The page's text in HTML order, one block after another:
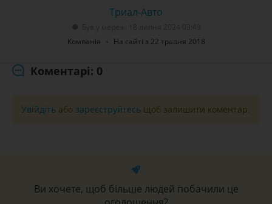
Триал-Авто
Компанія
На сайті з 22 травня 2018
Коментарі: 0
Увійдіть або зареєструйтесь щоб залишити коментар.
Ви хочете, щоб більше людей побачили це